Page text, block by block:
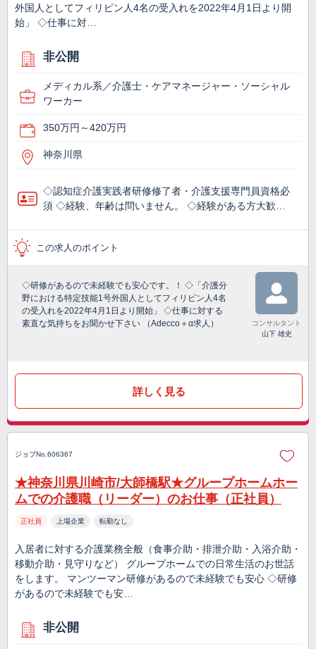
外国人としてフィリピン人4名の受入れを2022年4月1日より開
始」 ◇仕事に対…
非公開
メディカル系／介護士・ケアマネージャー・ソーシャル
ワーカー
350万円～420万円
神奈川県
◇認知症介護実践者研修修了者・介護支援専門員資格必
須 ◇経験、年齢は問いません。 ◇経験がある方大歓…
この求人のポイント
◇研修があるので未経験でも安心です。！ ◇「介護分
野における特定技能1号外国人としてフィリピン人4名
の受入れを2022年4月1日より開始」 ◇仕事に対する
素直な気持ちをお聞かせ下さい （Adecco＋α求人）
コンサルタント
山下 雄史
詳しく見る
ジョブNo.606367
★神奈川県川崎市/大師橋駅★グループホームホー
ムでの介護職（リーダー）のお仕事（正社員）
正社員 上場企業 転勤なし
入居者に対する介護業務全般（食事介助・排泄介助・入浴介助・
移動介助・見守りなど） グループホームでの日常生活のお世話
をします。 マンツーマン研修があるので未経験でも安心 ◇研修
があるので未経験でも安…
非公開